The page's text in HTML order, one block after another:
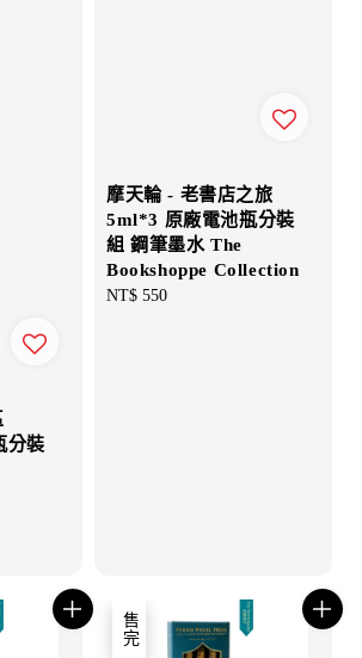
分裝
摩天輪 - 老書店之旅
5ml*3 原廠電池瓶分裝
組 鋼筆墨水 The
Bookshoppe Collection
Regular
NT$ 550
售完